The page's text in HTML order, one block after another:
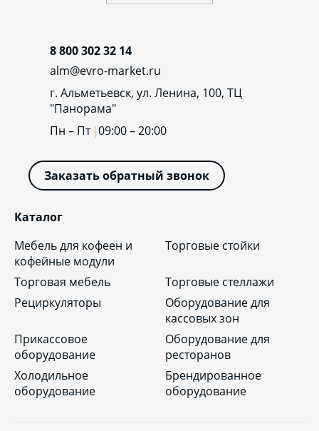
Каталог
Мебель для кофеен и
кофейные модули
Торговые стойки
Торговая мебель
Торговые стеллажи
Рециркуляторы
Оборудование для
кассовых зон
Прикассовое
оборудование
Оборудование для
ресторанов
Холодильное
оборудование
Брендированное
оборудование
8 800 302 32 14
alm@evro-market.ru
г. Альметьевск, ул. Ленина, 100, ТЦ
"Панорама"
Пн – Пт 09:00 – 20:00
Заказать обратный звонок